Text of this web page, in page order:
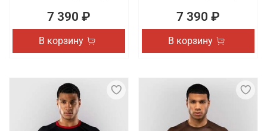
7 390 ₽
В корзину
7 390 ₽
В корзину